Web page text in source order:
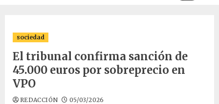
sociedad
El tribunal confirma sanción de
45.000 euros por sobreprecio en
VPO
REDACCIÓN 05/03/2026